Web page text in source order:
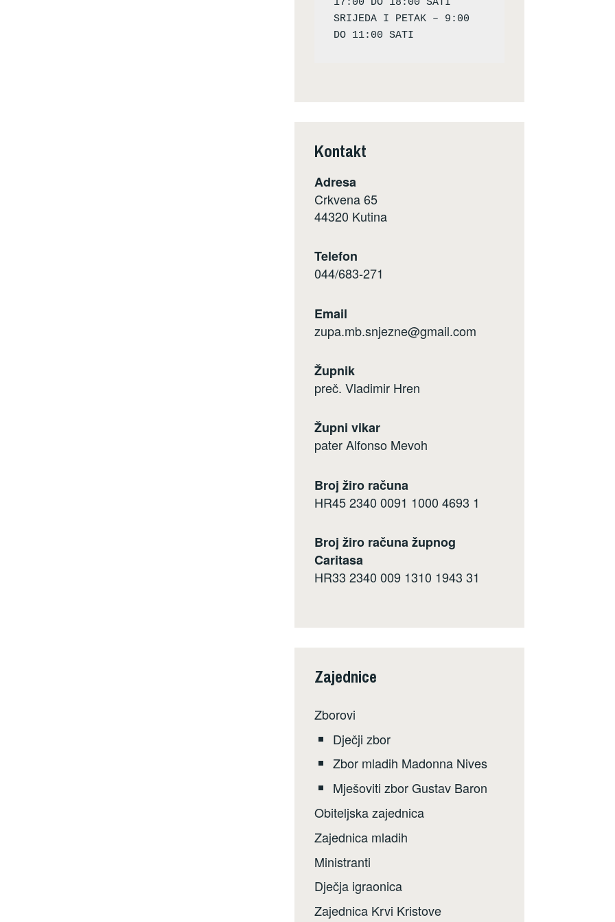
17:00 DO 18:00 SATI
SRIJEDA I PETAK – 9:00
Kontakt
Adresa
Crkvena 65
44320 Kutina
Telefon
044/683-271
Email
zupa.mb.snjezne@gmail.com
Župnik
preč. Vladimir Hren
Župni vikar
pater Alfonso Mevoh
Broj žiro računa
HR45 2340 0091 1000 4693 1
Broj žiro računa župnog
Caritasa
HR33 2340 009 1310 1943 31
Zajednice
Zborovi
Dječji zbor
Zbor mladih Madonna Nives
Mješoviti zbor Gustav Baron
Obiteljska zajednica
Zajednica mladih
Ministranti
Dječja igraonica
Zajednica Krvi Kristove